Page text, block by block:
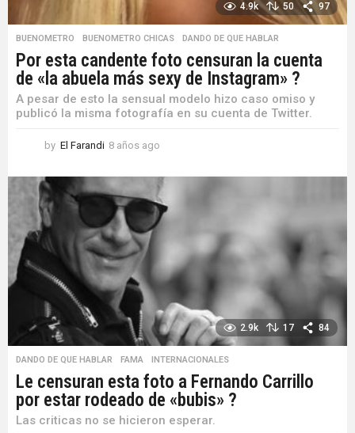
4.9k 50 97
BUENOMETRO ,BUENOMETRO CHICAS ,DANDO DE QUE HABLAR
Por esta candente foto censuran la cuenta
de «la abuela más sexy de Instagram» ?
A pesar de esto la sensual modelo hizo caso omiso y
publicó la misma fotografía en su cuenta de Twitter.
by El Farandi 8 años ago
ñ
o
s
a
2.9k 17 84
DANDO DE QUE HABLAR ,FAMA INTERNACIONALES
Le censuran esta foto a Fernando Carrillo
por estar rodeado de «bubis» ?
Las criticas no se hicieron esperar.